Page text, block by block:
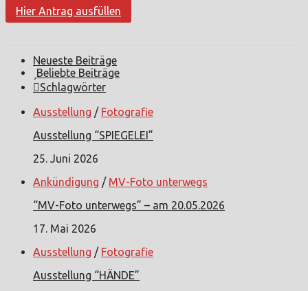
Hier Antrag ausfüllen
Neueste Beiträge
Beliebte Beiträge
Schlagwörter
Ausstellung / Fotografie
Ausstellung “SPIEGELEI”
25. Juni 2026
Ankündigung / MV-Foto unterwegs
“MV-Foto unterwegs” – am 20.05.2026
17. Mai 2026
Ausstellung / Fotografie
Ausstellung “HÄNDE”